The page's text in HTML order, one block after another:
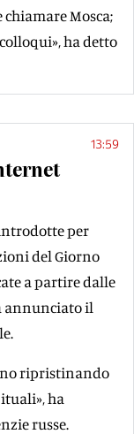
Mosca;
ha detto
13:59
per
del Giorno
a partire dalle
annunciato il
ripristinando
ha
russe.